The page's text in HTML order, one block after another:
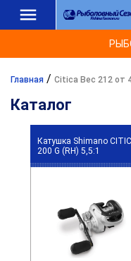
Главная / Citica Вес 212 от
Каталог
Катушка Shimano
200 G (RH) 5,5:1